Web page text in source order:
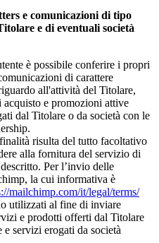
e comunicazioni di tipo
e di eventuali società
è possibile conferire i propri
di carattere
all'attività del Titolare,
e promozioni attive
dal Titolare o da società con le
risulta del tutto facoltativo
alla fornitura del servizio di
Per l’invio delle
la cui informativa è
mailchimp.com/it/legal/terms/
utilizzati al fine di inviare
e prodotti offerti dal Titolare
servizi erogati da società